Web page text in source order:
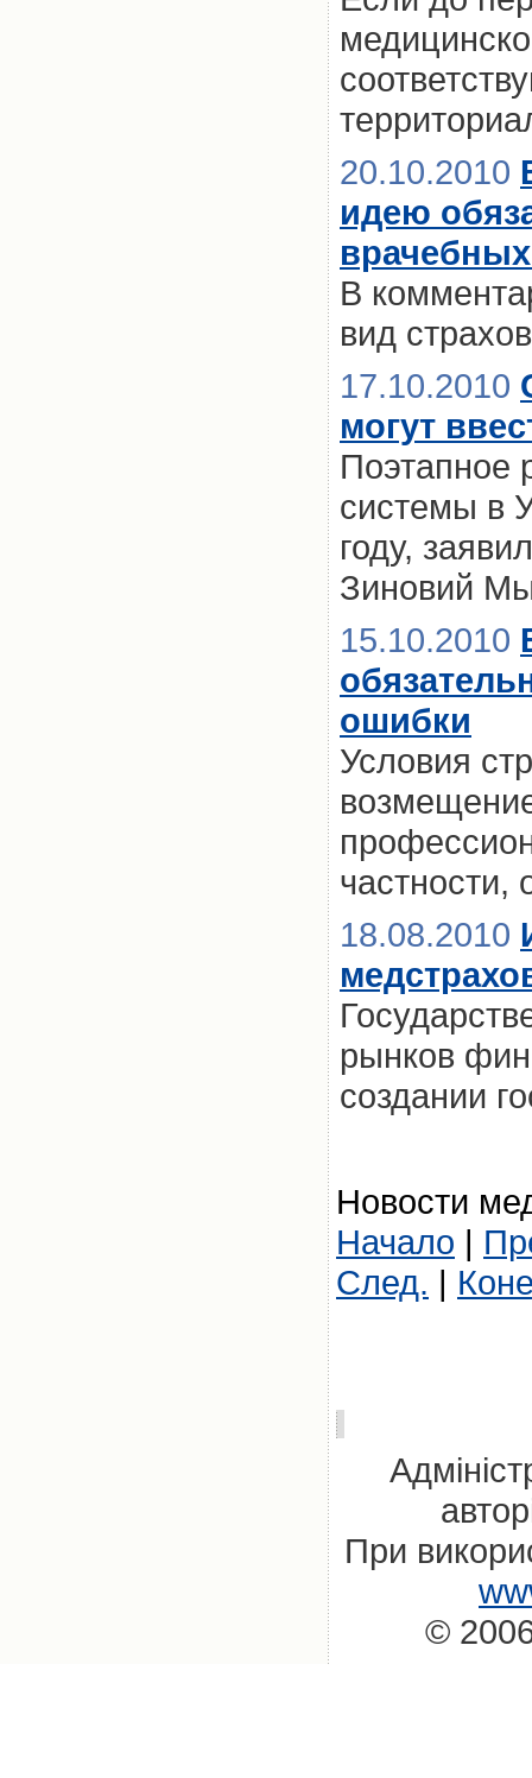
20.10.2010
идею
В
вид
17.10.2010
могут
Поэтапное
системы в
году,
Зиновий
15.10.2010
ошибки
Условия
18.08.2010
рынков
создании
Новости
Начало |
След. |
При
©